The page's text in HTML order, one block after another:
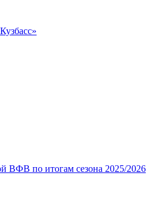
ВФВ по итогам сезона 2025/2026